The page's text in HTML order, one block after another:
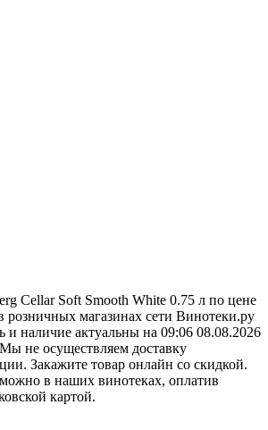
Cellar Soft Smooth White 0.75 л по цене
розничных магазинах сети Винотеки.ру
и наличие актуальны на 09:06 08.08.2026
не осуществляем доставку
Закажите товар онлайн со скидкой.
в наших винотеках, оплатив
картой.